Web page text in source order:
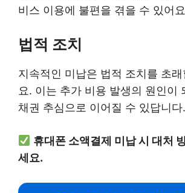
비스 이용에 불편을 겪을 수 있어
법적 조치
지속적인 미납은 법적 조치를 초래
요. 이는 추가 비용 발생의 원인이
채권 추심으로 이어질 수 있답니다.
휴대폰 소액결제 미납 시 대처
세요.